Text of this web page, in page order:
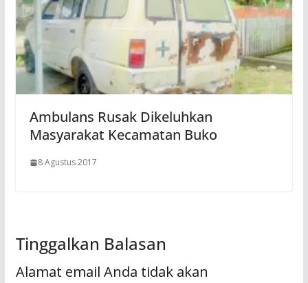
Ambulans Rusak Dikeluhkan
Masyarakat Kecamatan Buko
8 Agustus 2017
Tinggalkan Balasan
Alamat email Anda tidak akan